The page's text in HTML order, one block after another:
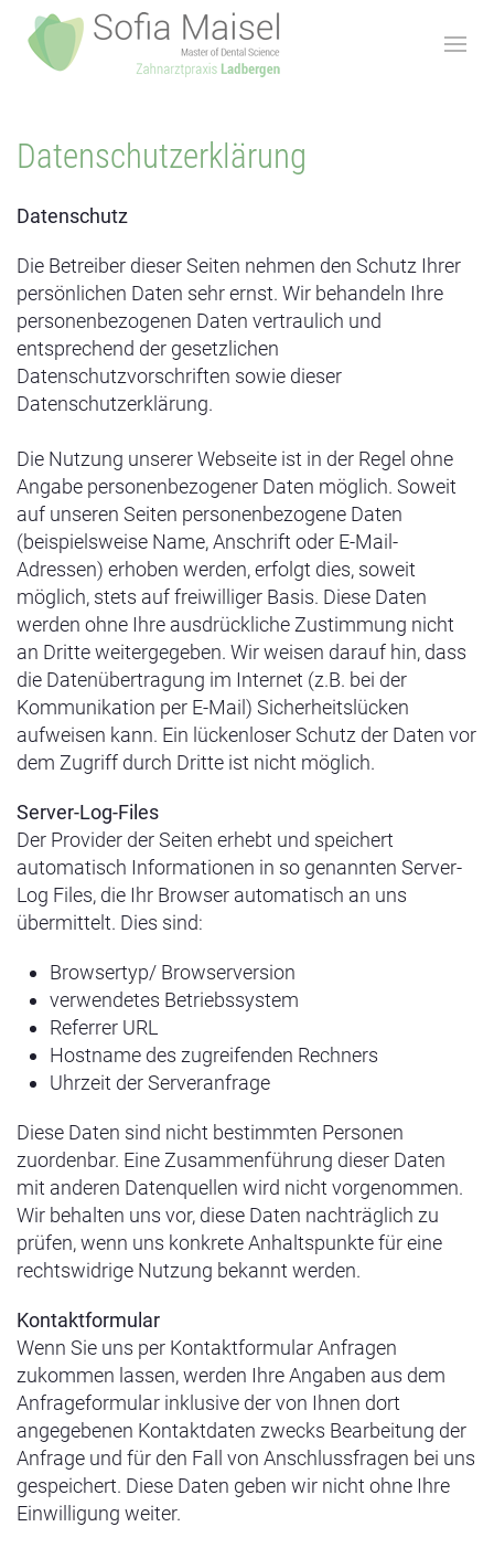
Datenschutzerklärung
Datenschutz
Die Betreiber dieser Seiten nehmen den Schutz Ihrer
persönlichen Daten sehr ernst. Wir behandeln Ihre
personenbezogenen Daten vertraulich und
entsprechend der gesetzlichen
Datenschutzvorschriften sowie dieser
Datenschutzerklärung.
Die Nutzung unserer Webseite ist in der Regel ohne
Angabe personenbezogener Daten möglich. Soweit
auf unseren Seiten personenbezogene Daten
(beispielsweise Name, Anschrift oder E-Mail-
Adressen) erhoben werden, erfolgt dies, soweit
möglich, stets auf freiwilliger Basis. Diese Daten
werden ohne Ihre ausdrückliche Zustimmung nicht
an Dritte weitergegeben. Wir weisen darauf hin, dass
die Datenübertragung im Internet (z.B. bei der
Kommunikation per E-Mail) Sicherheitslücken
aufweisen kann. Ein lückenloser Schutz der Daten vor
dem Zugriff durch Dritte ist nicht möglich.
Server-Log-Files
Der Provider der Seiten erhebt und speichert
automatisch Informationen in so genannten Server-
Log Files, die Ihr Browser automatisch an uns
übermittelt. Dies sind:
Browsertyp/ Browserversion
verwendetes Betriebssystem
Referrer URL
Hostname des zugreifenden Rechners
Uhrzeit der Serveranfrage
Diese Daten sind nicht bestimmten Personen
zuordenbar. Eine Zusammenführung dieser Daten
mit anderen Datenquellen wird nicht vorgenommen.
Wir behalten uns vor, diese Daten nachträglich zu
prüfen, wenn uns konkrete Anhaltspunkte für eine
rechtswidrige Nutzung bekannt werden.
Kontaktformular
Wenn Sie uns per Kontaktformular Anfragen
zukommen lassen, werden Ihre Angaben aus dem
Anfrageformular inklusive der von Ihnen dort
angegebenen Kontaktdaten zwecks Bearbeitung der
Anfrage und für den Fall von Anschlussfragen bei uns
gespeichert. Diese Daten geben wir nicht ohne Ihre
Einwilligung weiter.